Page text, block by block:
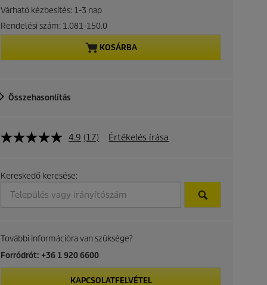
Várható kézbesítés: 1-3 nap
Rendelési szám: 1.081-150.0
KOSÁRBA
Összehasonlítás
4.9 (17) Értékelés írása
Kereskedő keresése:
További információra van szüksége?
Forródrót: +36 1 920 6600
KAPCSOLATFELVÉTEL